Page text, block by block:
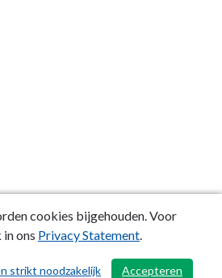
/ 663
cookies bijgehouden. Voor
ons Privacy Statement.
Accepteren
strikt noodzakelijk